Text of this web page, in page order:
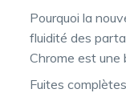
Pourquoi la
fluidité des
Chrome est une
Fuites